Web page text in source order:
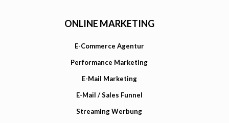
ONLINE MARKETING
E-Commerce Agentur
Performance Marketing
E-Mail Marketing
E-Mail / Sales Funnel
Streaming Werbung